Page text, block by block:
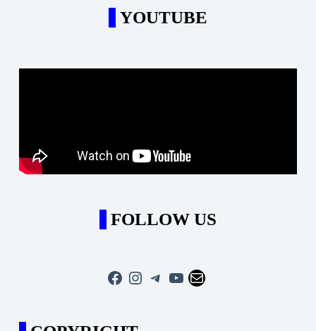
YOUTUBE
FOLLOW US
Facebook
Instagram
Telegram
YouTube
Mail